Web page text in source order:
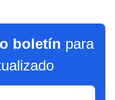
boletín para